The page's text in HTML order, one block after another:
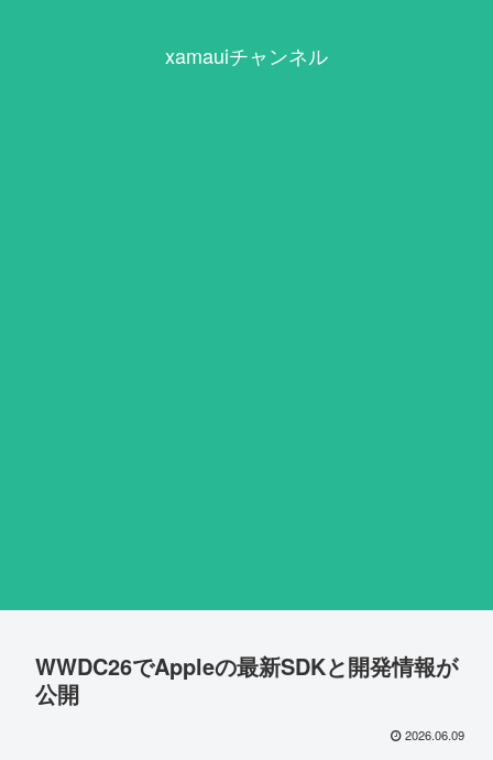
xamauiチャンネル
WWDC26でAppleの最新SDKと開発情報が
公開
2026.06.09